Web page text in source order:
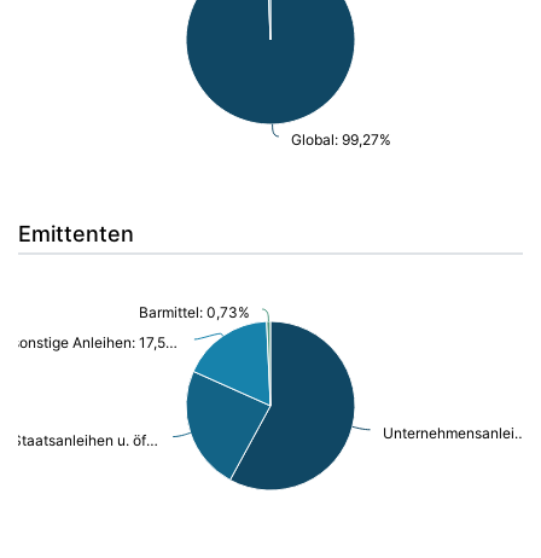
Global: 99,27%
Emittenten
Unternehmensanleihen: 57,95%
Staatsanleihen u. öffentl.Anleihen: 23,74%
sonstige Anleihen: 17,58%
Barmittel: 0,73%